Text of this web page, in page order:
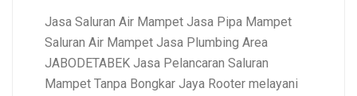
Jasa Saluran Air Mampet Jasa Pipa Mampet
Saluran Air Mampet Jasa Plumbing Area
JABODETABEK Jasa Pelancaran Saluran
Mampet Tanpa Bongkar Jaya Rooter melayani